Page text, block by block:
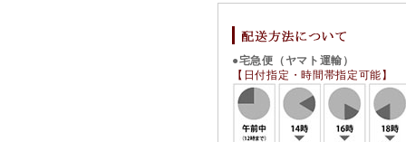
●宅急便（ヤマト運輸）
【日付指定・時間帯指定可能】